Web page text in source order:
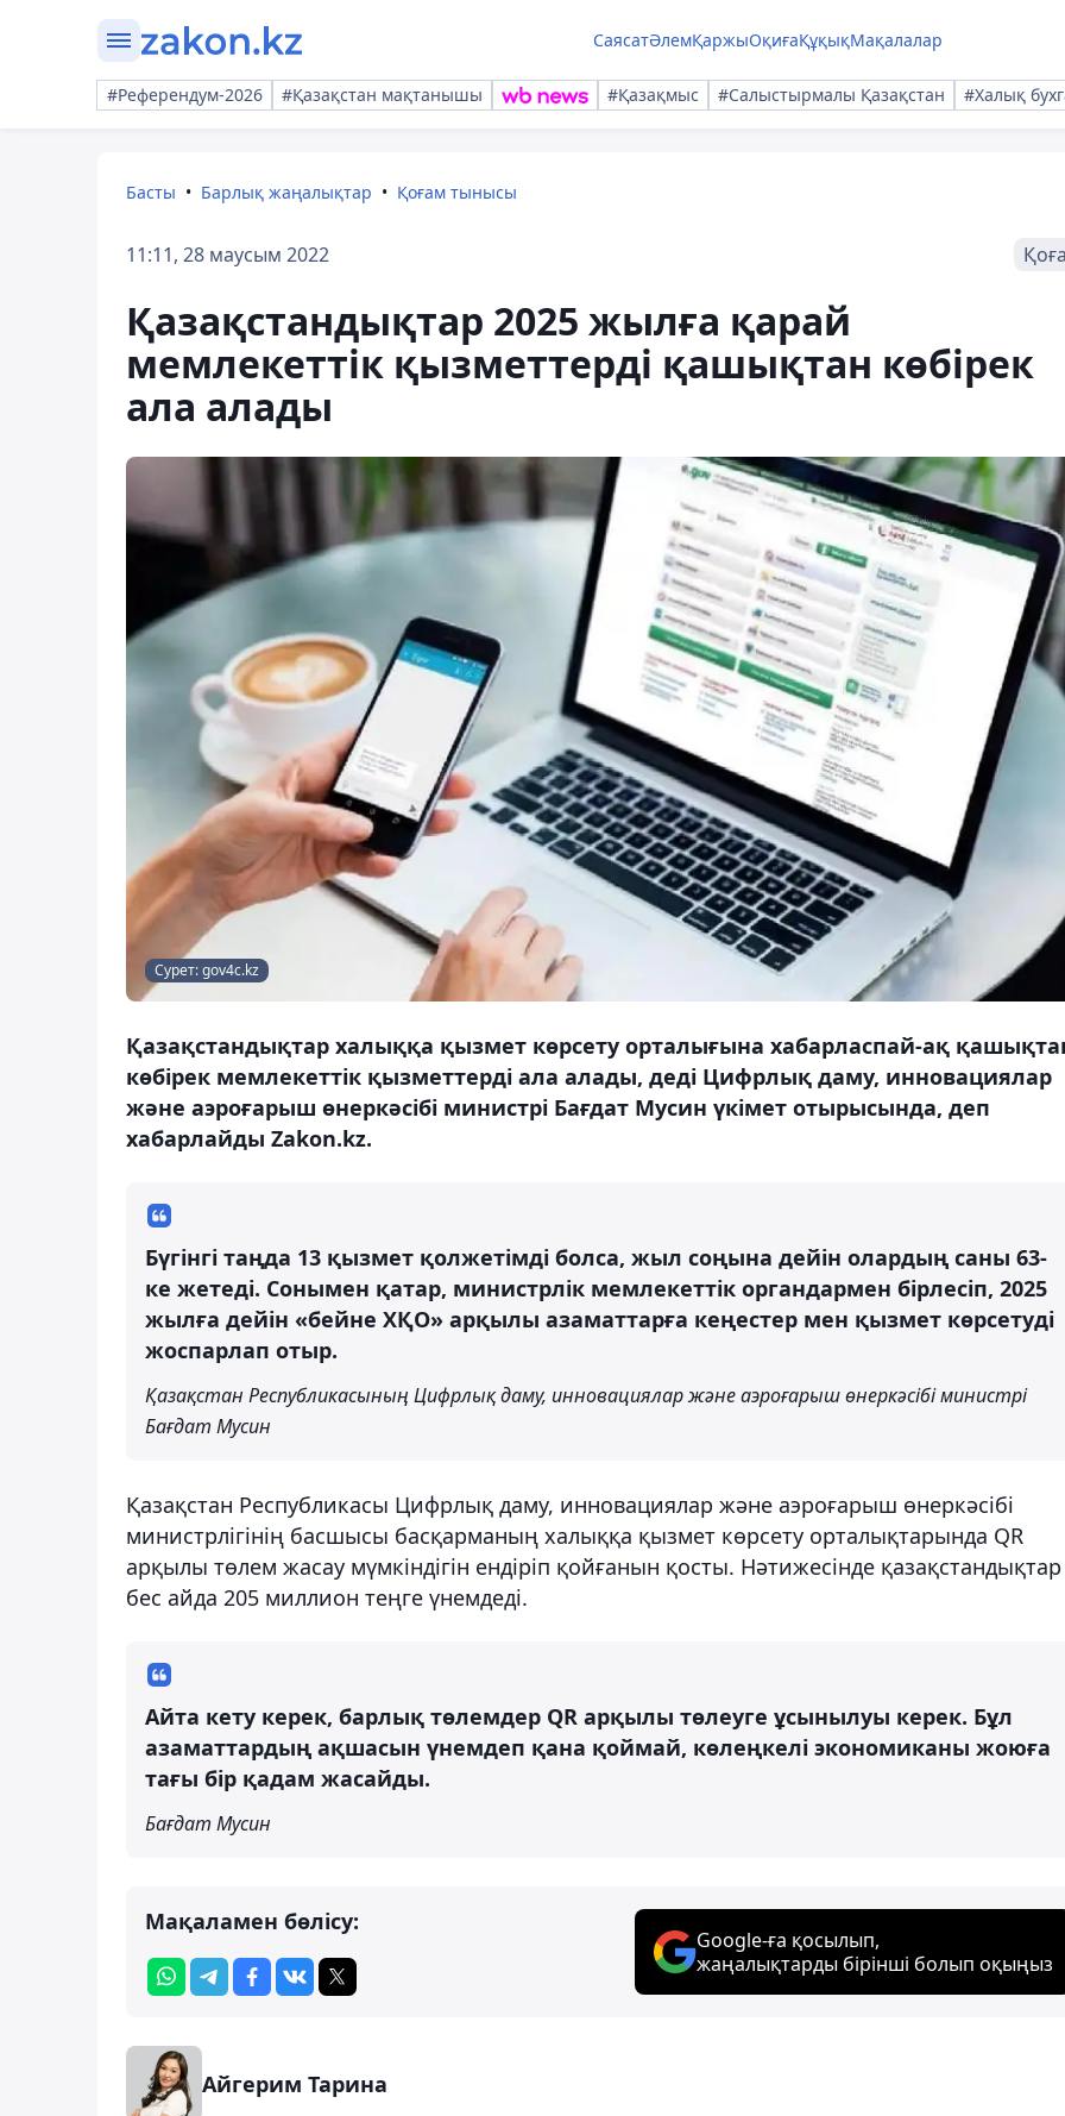
СаясатӘлемҚаржыОқиғаҚұқықМақалалар
#Референдум-2026 #Қазақстан мақтанышы #Қазақмыс #Салыстырмалы Қазақстан #Халық
Басты Барлық жаңалықтар Қоғам тынысы
11:11, 28 маусым 2022
Қазақстандықтар 2025 жылға қарай
мемлекеттік қызметтерді қашықтан көбірек
ала алады
Сурет: gov4c.kz
Қазақстандықтар халыққа қызмет көрсету орталығына хабарласпай-ақ
көбірек мемлекеттік қызметтерді ала алады, деді Цифрлық даму, инновациялар
және аэроғарыш өнеркәсібі министрі Бағдат Мусин үкімет отырысында, деп
хабарлайды Zakon.kz.
Бүгінгі таңда 13 қызмет қолжетімді болса, жыл соңына дейін олардың саны 63-
ке жетеді. Сонымен қатар, министрлік мемлекеттік органдармен бірлесіп, 2025
жылға дейін «бейне ХҚО» арқылы азаматтарға кеңестер мен қызмет көрсетуді
жоспарлап отыр.
Қазақстан Республикасының Цифрлық даму, инновациялар және аэроғарыш өнеркәсібі министрі
Бағдат Мусин
Қазақстан Республикасы Цифрлық даму, инновациялар және аэроғарыш өнеркәсібі
министрлігінің басшысы басқарманың халыққа қызмет көрсету орталықтарында QR
арқылы төлем жасау мүмкіндігін ендіріп қойғанын қосты. Нәтижесінде қазақстандықтар
бес айда 205 миллион теңге үнемдеді.
Айта кету керек, барлық төлемдер QR арқылы төлеуге ұсынылуы керек. Бұл
азаматтардың ақшасын үнемдеп қана қоймай, көлеңкелі экономиканы жоюға
тағы бір қадам жасайды.
Бағдат Мусин
Мақаламен бөлісу:
Google-ға қосылып,
жаңалықтарды бірінші болып оқыңыз
Айгерим Тарина